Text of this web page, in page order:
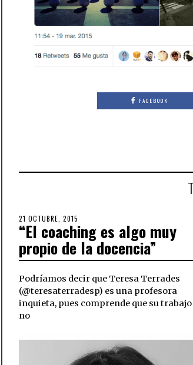
FACEBOOK
POSTED
ON
21 OCTUBRE, 2015
OCTUBRE,
2018
“El coaching es algo muy
propio de la docencia”
Podríamos decir que Teresa Terrades
(@teresaterradesp) es una profesora
inquieta, pues comprende que su trabajo
no